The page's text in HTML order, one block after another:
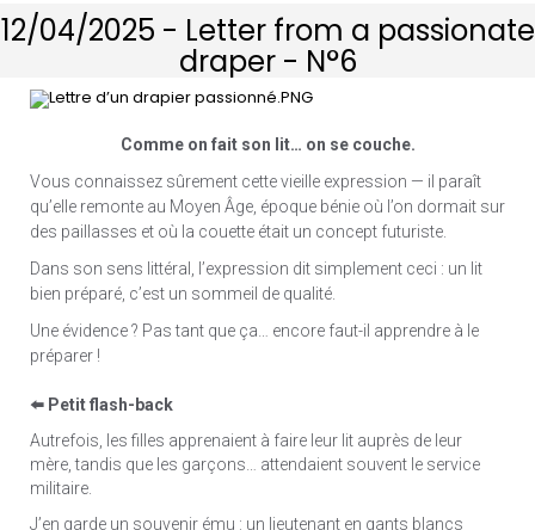
12/04/2025 - Letter from a passionate
draper - N°6
Comme on fait son lit… on se couche.
Vous connaissez sûrement cette vieille expression — il paraît
qu’elle remonte au Moyen Âge, époque bénie où l’on dormait sur
des paillasses et où la couette était un concept futuriste.
Dans son sens littéral, l’expression dit simplement ceci : un lit
bien préparé, c’est un sommeil de qualité.
Une évidence ? Pas tant que ça… encore faut-il apprendre à le
préparer !
⬅️ Petit flash-back
Autrefois, les filles apprenaient à faire leur lit auprès de leur
mère, tandis que les garçons… attendaient souvent le service
militaire.
J’en garde un souvenir ému : un lieutenant en gants blancs